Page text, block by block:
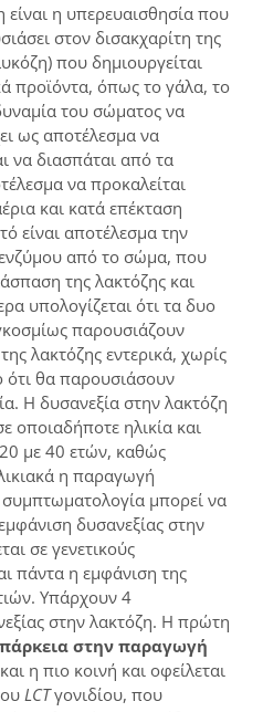
είναι η υπερευαισθησία που
στον δισακχαρίτη της
που δημιουργείται
προϊόντα, όπως το γάλα, το
του σώματος να
ως αποτέλεσμα να
να διασπάται από τα
να προκαλείται
και κατά επέκταση
είναι αποτέλεσμα την
από το σώμα, που
της λακτόζης και
υπολογίζεται ότι τα δυο
παρουσιάζουν
λακτόζης εντερικά, χωρίς
ότι θα παρουσιάσουν
Η δυσανεξία στην λακτόζη
οποιαδήποτε ηλικία και
20 με 40 ετών, καθώς
η παραγωγή
μπορεί να
δυσανεξίας στην
σε γενετικούς
πάντα η εμφάνιση της
Υπάρχουν 4
στην λακτόζη. Η πρώτη
στην παραγωγή
η πιο κοινή και οφείλεται
LCTγονιδίου, που